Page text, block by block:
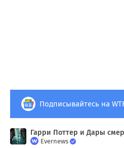
Подписывайтесь на
Evernews